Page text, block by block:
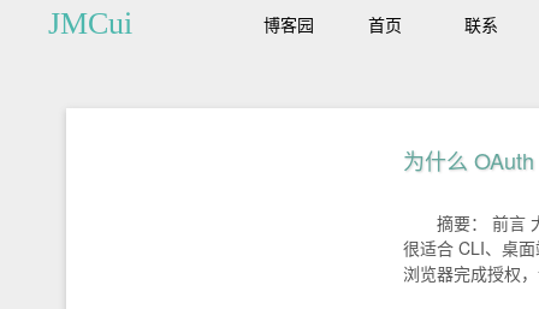
JMCui 博客园 首页 联系
为什么
摘要： 前言
很适合 CLI、桌
浏览器完成授权